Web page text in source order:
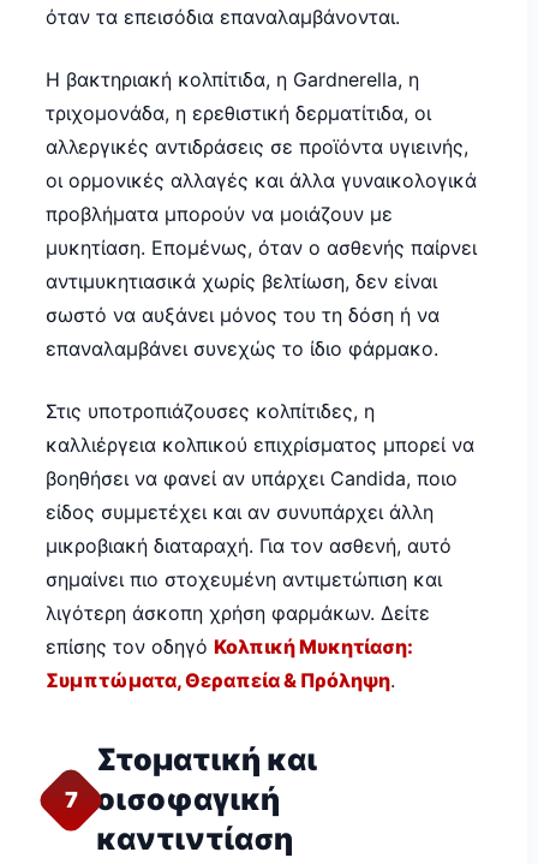
όταν τα επεισόδια επαναλαμβάνονται.
Η βακτηριακή κολπίτιδα, η Gardnerella, η
τριχομονάδα, η ερεθιστική δερματίτιδα, οι
αλλεργικές αντιδράσεις σε προϊόντα υγιεινής,
οι ορμονικές αλλαγές και άλλα γυναικολογικά
προβλήματα μπορούν να μοιάζουν με
μυκητίαση. Επομένως, όταν ο ασθενής παίρνει
αντιμυκητιασικά χωρίς βελτίωση, δεν είναι
σωστό να αυξάνει μόνος του τη δόση ή να
επαναλαμβάνει συνεχώς το ίδιο φάρμακο.
Στις υποτροπιάζουσες κολπίτιδες, η
καλλιέργεια κολπικού επιχρίσματος μπορεί να
βοηθήσει να φανεί αν υπάρχει Candida, ποιο
είδος συμμετέχει και αν συνυπάρχει άλλη
μικροβιακή διαταραχή. Για τον ασθενή, αυτό
σημαίνει πιο στοχευμένη αντιμετώπιση και
λιγότερη άσκοπη χρήση φαρμάκων. Δείτε
επίσης τον οδηγό Κολπική Μυκητίαση:
Συμπτώματα, Θεραπεία & Πρόληψη.
7
Στοματική και
οισοφαγική
καντιντίαση